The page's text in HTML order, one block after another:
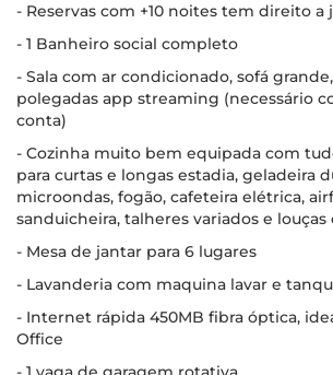
- Reservas com +10 noites tem direito a
- 1 Banheiro social completo
- Sala com ar condicionado, sofá
polegadas app streaming (necessário
conta)
- Cozinha muito bem equipada com
para curtas e longas estadia, geladeira
microondas, fogão, cafeteira elétrica,
sanduicheira, talheres variados e louças
- Mesa de jantar para 6 lugares
- Lavanderia com maquina lavar e
- Internet rápida 450MB fibra óptica,
Office